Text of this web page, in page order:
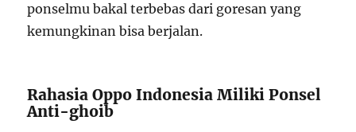
ponselmu bakal terbebas dari goresan yang
kemungkinan bisa berjalan.
Rahasia Oppo Indonesia Miliki Ponsel
Anti-ghoib